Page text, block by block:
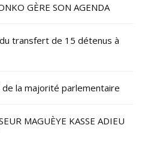
GÈRE SON AGENDA
transfert de 15 détenus à
de la majorité parlementaire
MAGUÈYE KASSE ADIEU